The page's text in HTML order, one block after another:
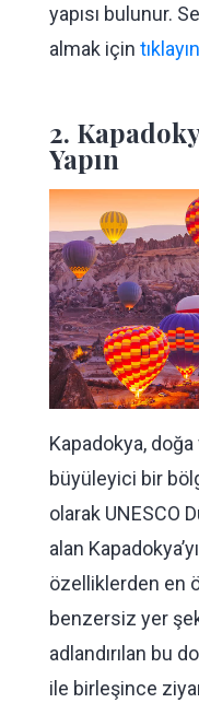
yapısı bulunur.
almak için
2.
Yapın
Kapadokya,
büyüleyici bir
olarak UNESCO
alan
özelliklerden en
benzersiz yer
adlandırılan bu
ile birleşince